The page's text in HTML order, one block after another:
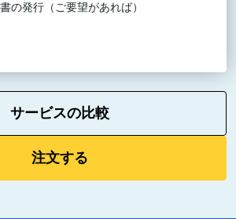
の発行（ご要望があれば）
サービスの比較
注文する